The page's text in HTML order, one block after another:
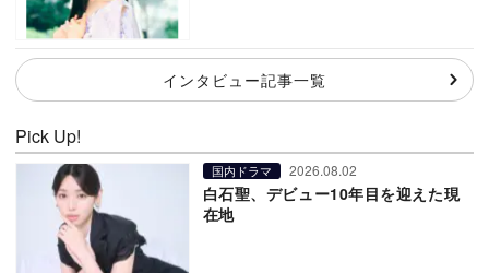
インタビュー記事一覧
Pick Up!
国内ドラマ 2026.08.02
白石聖、デビュー10年目を迎えた現
在地